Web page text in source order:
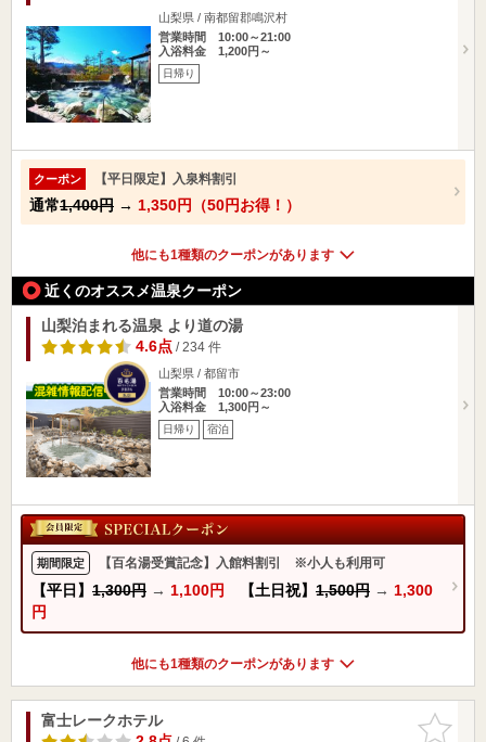
山梨県 / 南都留郡鳴沢村
営業時間 10:00～21:00
入浴料金 1,200円～
日帰り
クーポン 【平日限定】入泉料割引
通常1,400円 → 1,350円（50円お得！）
他にも1種類のクーポンがあります
近くのオススメ温泉クーポン
山梨泊まれる温泉 より道の湯
4.6点/ 234 件
山梨県 / 都留市
営業時間 10:00～23:00
入浴料金 1,300円～
日帰り 宿泊
期間限定 【百名湯受賞記念】入館料割引 ※小人も利用可
【平日】 1,300円 → 1,100円 【土日祝】 1,500円 → 1,300
円
他にも1種類のクーポンがあります
お気に入
りに追加
富士レークホテル